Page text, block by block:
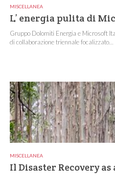
MISCELLANEA
L’ energia pulita di
Gruppo Dolomiti Energia e Microsoft
di collaborazione triennale focalizzato...
MISCELLANEA
Il Disaster Recovery